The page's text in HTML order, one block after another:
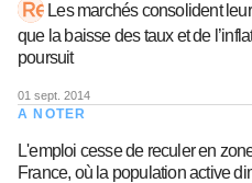
Les marchés consolident
que la baisse des taux et de
poursuit
01 sept. 2014
A NOTER
L'emploi cesse de reculer en
France, où la population active